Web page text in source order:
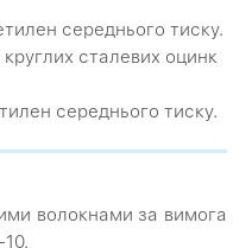
середнього тиску.
сталевих оцинк
середнього тиску.
волокнами за вимога